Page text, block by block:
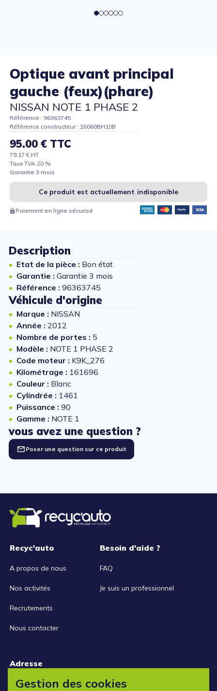
Optique avant principal
gauche (feux)(phare)
NISSAN NOTE 1 PHASE 2
Référence : 96363745
Référence constructeur : 26060BH10B
95.00 € TTC
79.17 € HT
Taux TVA 20 %
Garantie 3 mois
Ce produit est actuellement indisponible
Paiement en ligne sécurisé
Description
Etat de la pièce : Bon état
Garantie : Garantie 3 mois
Référence : 96363745
Véhicule d'origine
Marque : NISSAN
Année : 2012
Nombre de portes : 5
Modèle : NOTE 1 PHASE 2
Code moteur : K9K_276
Kilométrage : 161696
Couleur : Blanc
Cylindrée : 1461
Puissance : 90
Gamme : NOTE 1
vous avez une question ?
Poser une question sur ce produit
Recyc'auto
A propos de nous
Nos activités
Recrutements
Nous contacter
Besoin d'aide ?
FAQ
Je suis un professionnel
Adresse
15 rue de la Libération
42152 L'horme
Gestion des cookies